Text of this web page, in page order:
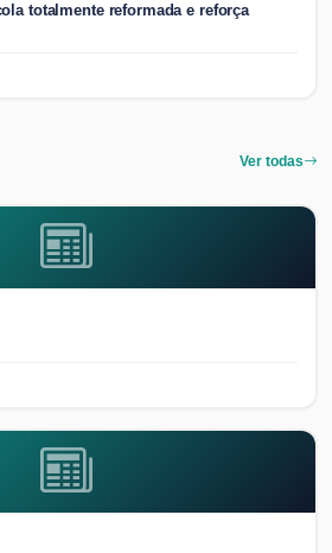
totalmente reformada e reforça
Ver todas